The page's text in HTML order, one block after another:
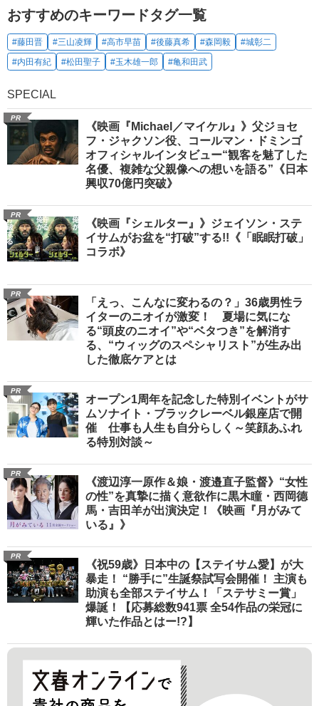
おすすめのキーワードタグ一覧
#藤田晋 #三山凌輝 #高市早苗 #後藤真希 #森岡毅
#城彰二
#内田有紀
#松田聖子 #玉木雄一郎 #亀和田武
SPECIAL
PR
《映画『Michael／マイケル』》父ジョセ
フ・ジャクソン役、コールマン・ドミンゴ
オフィシャルインタビュー“観客を魅了した
名優、複雑な父親像への想いを語る”《日本
興収70億円突破》
PR
《映画『シェルター』》ジェイソン・ステ
イサムがお盆を“打破”する!!《「眠眠打破」
コラボ》
PR
「えっ、こんなに変わるの？」36歳男性ラ
イターのニオイが激変！ 夏場に気にな
る“頭皮のニオイ”や“ベタつき”を解消す
る、“ウィッグのスペシャリスト”が生み出
した徹底ケアとは
PR
オープン1周年を記念した特別イベントがサ
ムソナイト・ブラックレーベル銀座店で開
催 仕事も人生も自分らしく～笑顔あふれ
る特別対談～
PR
《渡辺淳一原作＆娘・渡邉直子監督》“女性
の性”を真摯に描く意欲作に黒木瞳・西岡德
馬・吉田羊が出演決定！《映画『月がみて
いる』》
PR
《祝59歳》日本中の【ステイサム愛】が大
暴走！ “勝手に”生誕祭試写会開催！ 主演も
助演も全部ステイサム！「ステサミー賞」
爆誕！【応募総数941票 全54作品の栄冠に
輝いた作品とはー!?】